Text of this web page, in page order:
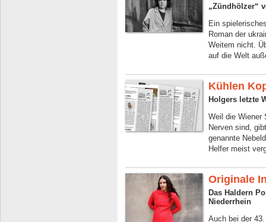
„Zündhölzer“
Ein
Roman der
Weitem nicht.
auf die Welt
Kühlen
Holgers letzte
Weil die Wiener
Nerven sind,
genannte
Helfer meist
Originale
Das Haldern
Niederrhein
Auch bei der